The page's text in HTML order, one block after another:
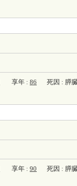
享年 : 86 死因 : 膵
享年 : 90 死因 : 膵